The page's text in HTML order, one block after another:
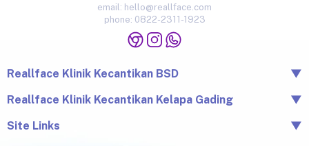
email: hello@reallface.com
phone: 0822-2311-1923
Reallface Klinik Kecantikan BSD
▼
Banten 15345
0822-2311-1923
Reallface Klinik Kecantikan Kelapa Gading
▼
Gading, Jkt Utara, Daerah Khusus Ibukota Jakarta 14240
Site Links
▼